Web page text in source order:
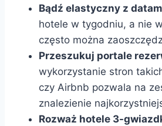
Bądź elastyczny z
hotele w tygodniu, a nie
często można
Przeszukuj portale
wykorzystanie stron
czy Airbnb pozwala na
znalezienie
Rozważ hotele 3-